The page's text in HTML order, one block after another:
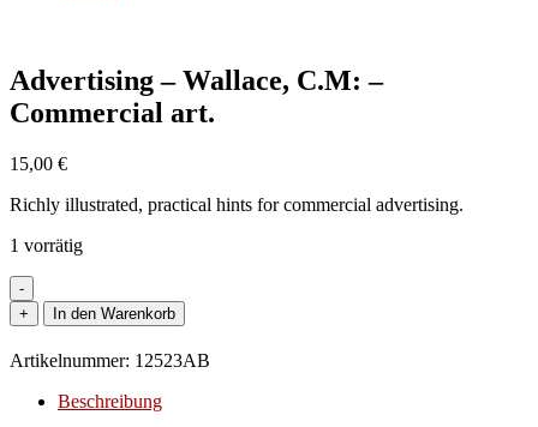
Advertising – Wallace, C.M: –
Commercial art.
15,00 €
Richly illustrated, practical hints for commercial advertising.
1 vorrätig
-
Advertising
-
Wallace,
+ In den Warenkorb
Artikelnummer: 12523AB
Beschreibung